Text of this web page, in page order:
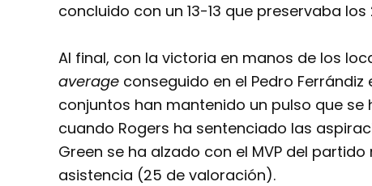
concluido con un 13-13 que preservaba
Al final, con la victoria en manos de los
average conseguido en el Pedro
conjuntos han mantenido un pulso que
cuando Rogers ha sentenciado las
Green se ha alzado con el MVP del
asistencia (25 de valoración).